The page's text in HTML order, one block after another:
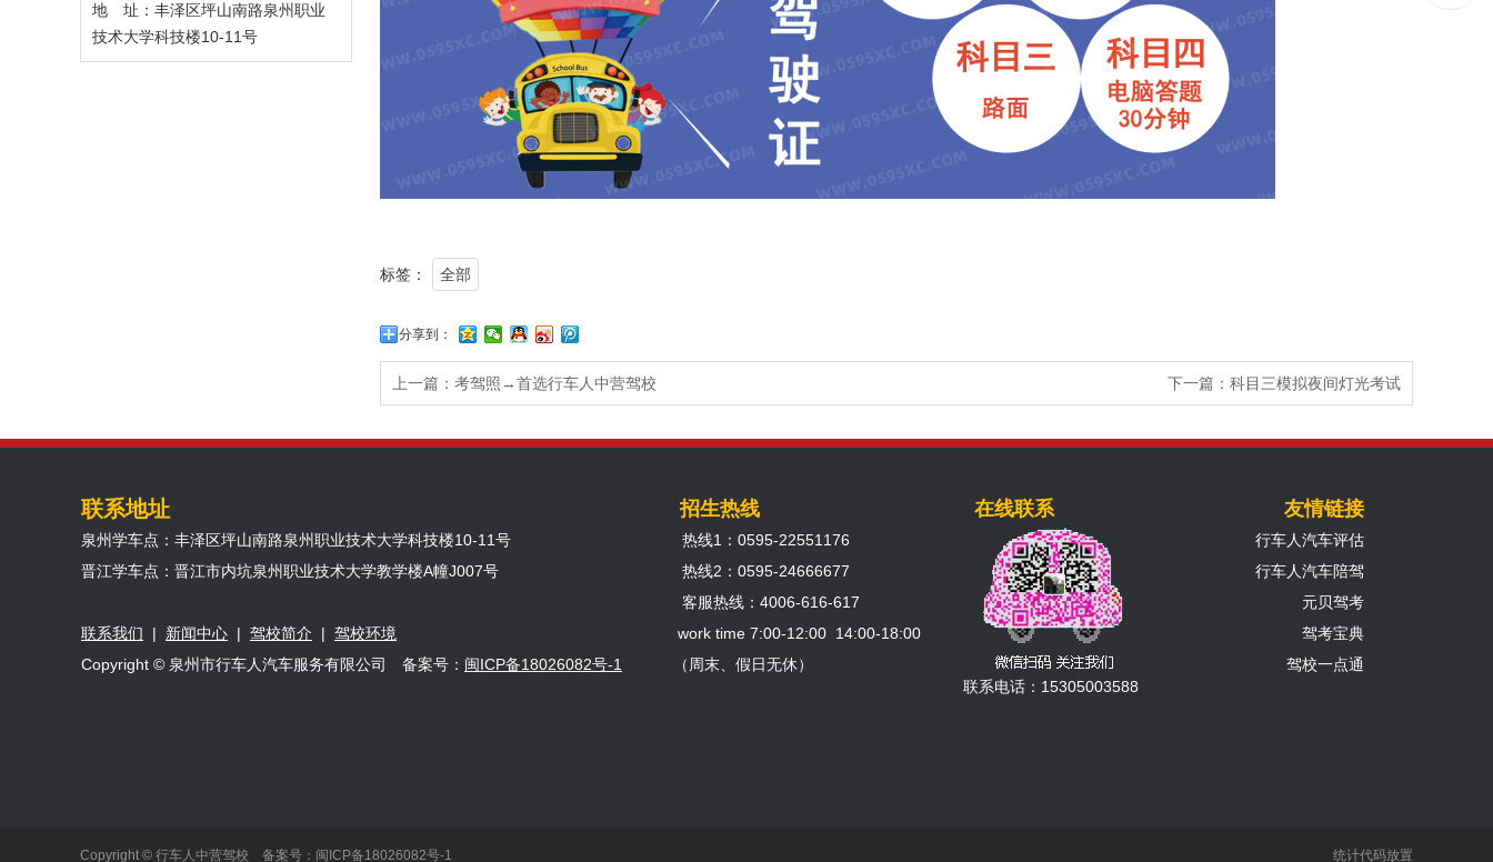
地 址：丰泽区坪山南路泉州职业
技术大学科技楼10-11号
标签： 全部
分享到：
上一篇： 考驾照→首选行车人中营驾校 下一篇： 科目三模拟夜间灯光考试
联系地址
泉州学车点：丰泽区坪山南路泉州职业技术大学科技楼10-11号
晋江学车点：晋江市内坑泉州职业技术大学教学楼A幢J007号
联系我们 | 新闻中心 | 驾校简介 | 驾校环境
Copyright © 泉州市行车人汽车服务有限公司 备案号： 闽ICP备18026082号-1
招生热线
热线1：0595-22551176
热线2：0595-24666677
客服热线：4006-616-617
work time 7:00-12:00 14:00-18:00
（周末、假日无休）
在线联系
联系电话：15305003588
友情链接
行车人汽车评估
行车人汽车陪驾
元贝驾考
驾考宝典
驾校一点通
Copyright © 行车人中营驾校 备案号： 闽ICP备18026082号-1 统计代码放置